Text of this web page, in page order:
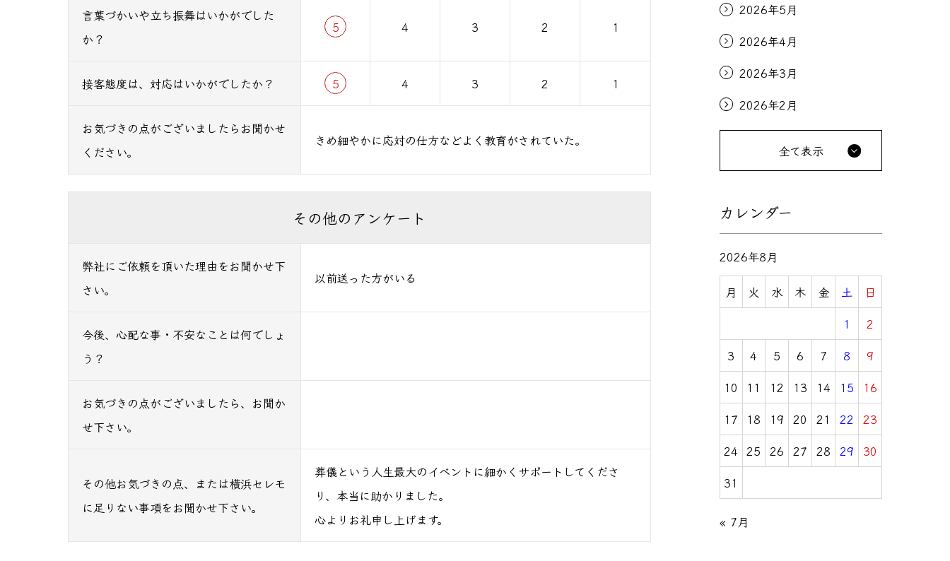
言葉づかいや立ち振舞はいかがでした
か？
5 4 3 2 1
接客態度は、対応はいかがでしたか？ 5 4 3 2 1
お気づきの点がございましたらお聞かせ
ください。
きめ細やかに応対の仕方などよく教育がされていた。
その他のアンケート
弊社にご依頼を頂いた理由をお聞かせ下
さい。
以前送った方がいる
今後、心配な事・不安なことは何でしょ
う？
お気づきの点がございましたら、お聞か
せ下さい。
その他お気づきの点、または横浜セレモ
に足りない事項をお聞かせ下さい。
葬儀という人生最大のイベントに細かくサポートしてくださ
り、本当に助かりました。
心よりお礼申し上げます。
2026年5月
2026年4月
2026年3月
2026年2月
全て表示
カレンダー
2026年8月
月 火 水 木 金 土
日
1
2
3
4 5 6 7 8
9
10
11 12 13 14 15
16
17
18 19 20 21 22
23
24 25 26 27 28 29
30
31
« 7月